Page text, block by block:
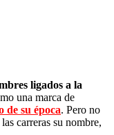
ligados a la
una marca de
de su época. Pero no
carreras su nombre,